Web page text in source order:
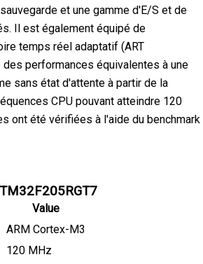
et une gamme d'E/S et de
Il est également équipé de
temps réel adaptatif (ART
performances équivalentes à une
sans état d'attente à partir de la
CPU pouvant atteindre 120
ont été vérifiées à l'aide du benchmark
Value
ARM Cortex-M3
120 MHz